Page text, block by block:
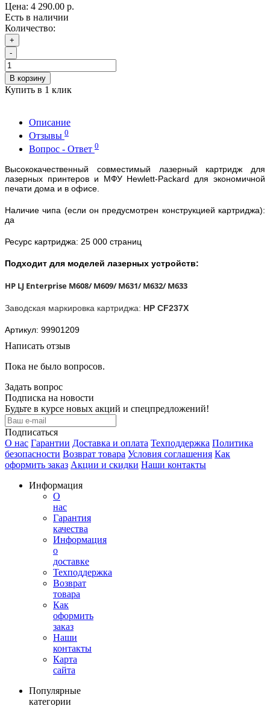
Цена: 4 290.00 р.
Есть в наличии
Количество:
+
-
В корзину
Купить в 1 клик
Описание
Отзывы 0
Вопрос - Ответ 0
Высококачественный совместимый лазерный картридж для
лазерных принтеров и МФУ Hewlett-Packard для экономичной
печати дома и в офисе.
Наличие чипа (если он предусмотрен конструкцией картриджа):
да
Ресурс картриджа: 25 000 страниц
Подходит для моделей лазерных устройств:
HP LJ Enterprise M608/ M609/ M631/ M632/ M633
Заводская маркировка картриджа: HP CF237X
Артикул: 99901209
Написать отзыв
Пока не было вопросов.
Задать вопрос
Подписка на новости
Будьте в курсе новых акций и спецпредложений!
Подписаться
О нас Гарантии Доставка и оплата Техподдержка Политика
безопасности Возврат товара Условия соглашения Как
оформить заказ Акции и скидки Наши контакты
Информация
О
нас
Гарантия
качества
Информация
о
доставке
Техподдержка
Возврат
товара
Как
оформить
заказ
Наши
контакты
Карта
сайта
Популярные
категории